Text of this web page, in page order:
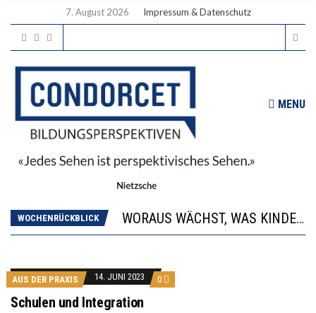
7. August 2026 Impressum & Datenschutz
MENU
WOCHENRÜCKBLICK
“WIR BEOBACHTEN EINEN REGELRECHTEN STURZFLUG BEI DEN LERNLEISTUNGEN”
DIE VERSTÄRKTE HARMONISIERUNG IM SCHULWESEN VERRINGERT DAS INNOVATIONSPOTENZIAL
AUS DER PRAXIS 14. JUNI 2023 0
Schulen und Integration